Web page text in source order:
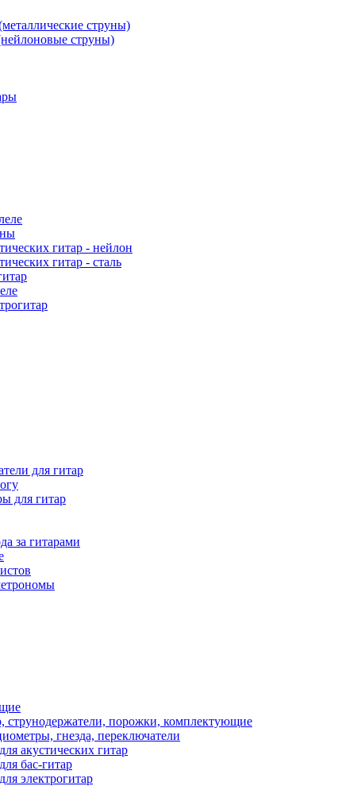
струны)
струны)
гитар - нейлон
гитар - сталь
для гитар
для гитар
за гитарами
струнодержатели, порожки, комплектующие
гнезда, переключатели
акустических гитар
бас-гитар
электрогитар